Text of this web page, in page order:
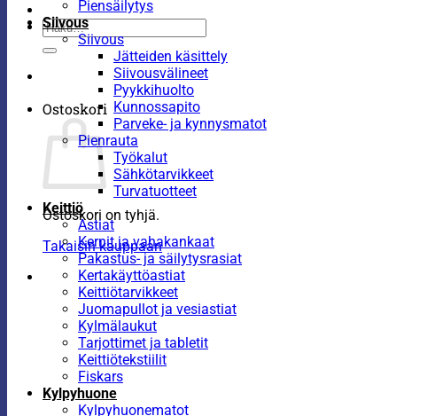
Etsi:
Ostoskori
Ostoskori on tyhjä.
Takaisin kauppaan
Piensäilytys
Siivous
Siivous
Jätteiden käsittely
Siivousvälineet
Pyykkihuolto
Kunnossapito
Parveke- ja kynnysmatot
Pienrauta
Työkalut
Sähkötarvikkeet
Turvatuotteet
Keittiö
Astiat
Kernit ja vahakankaat
Pakastus- ja säilytysrasiat
Kertakäyttöastiat
Keittiötarvikkeet
Juomapullot ja vesiastiat
Kylmälaukut
Tarjottimet ja tabletit
Keittiötekstiilit
Fiskars
Kylpyhuone
Kylpyhuonematot